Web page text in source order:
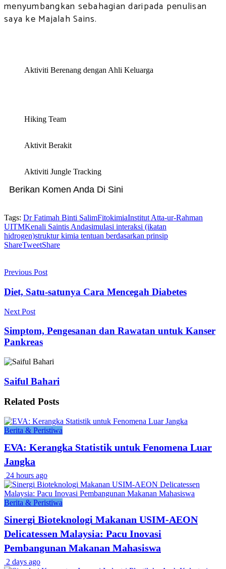
menyumbangkan sebahagian daripada penulisan
saya ke Majalah Sains.
Aktiviti Berenang dengan Ahli Keluarga
Hiking Team
Aktivit Berakit
Aktiviti Jungle Tracking
Berikan Komen Anda Di Sini
Tags: Dr Fatimah Binti SalimFitokimiaInstitut Atta-ur-Rahman
UITMKenali Saintis Andasimulasi interaksi (ikatan
hidrogen)struktur kimia tentuan berdasarkan prinsip
ShareTweetShare
Previous Post
Diet, Satu-satunya Cara Mencegah Diabetes
Next Post
Simptom, Pengesanan dan Rawatan untuk Kanser
Pankreas
Saiful Bahari
Related Posts
Berita & Peristiwa
EVA: Kerangka Statistik untuk Fenomena Luar
Jangka
24 hours ago
Berita & Peristiwa
Sinergi Bioteknologi Makanan USIM-AEON
Delicatessen Malaysia: Pacu Inovasi
Pembangunan Makanan Mahasiswa
2 days ago